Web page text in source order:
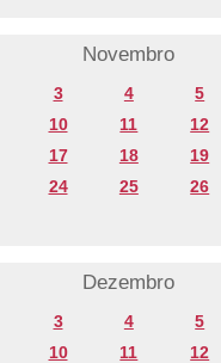
Novembro
3 4 5
10 11 12
17 18 19
24 25 26
Dezembro
3 4 5
10 11 12